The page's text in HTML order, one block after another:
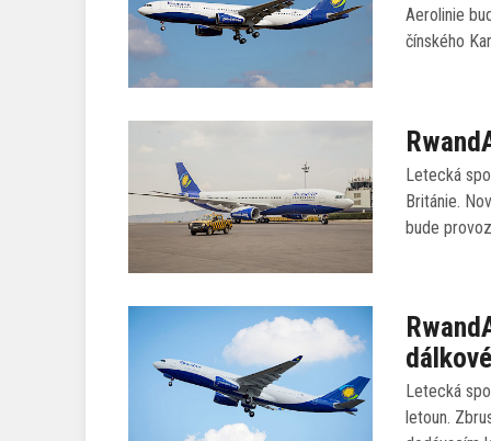
Aerolinie
čínského
Letecká
Británie.
bude
Letecká
letoun.